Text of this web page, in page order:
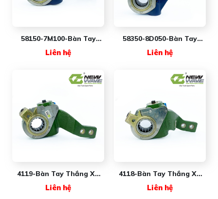
58150-7M100-Bàn Tay
Wave
Liên hệ
58350-8D050-Bàn Tay
Wave
Liên hệ
4119-Bàn Tay Thắng Xe
Liên hệ
4118-Bàn Tay Thắng Xe
Liên hệ